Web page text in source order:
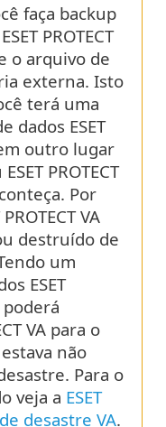
faça backup
PROTECT
o arquivo de
externa. Isto
terá uma
dados ESET
outro lugar
PROTECT
Por
VA
destruído de
um
ESET
poderá
VA para o
não
Para o
veja a ESET
desastre VA.